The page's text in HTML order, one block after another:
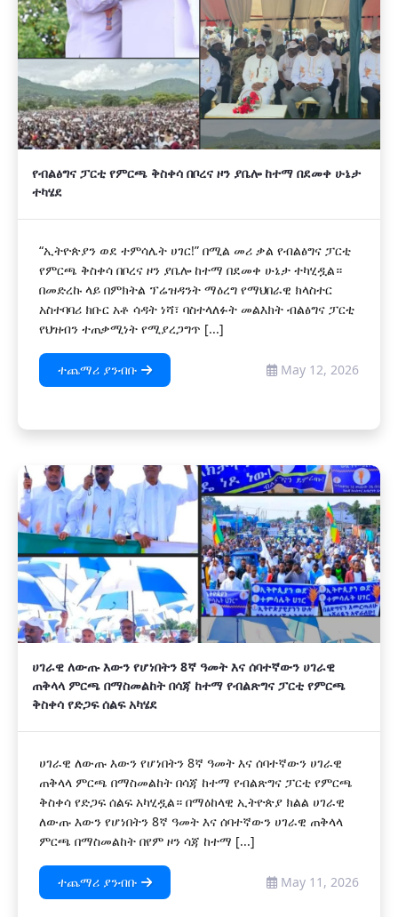
የብልፅግና ፓርቲ የምርጫ ቅስቀሳ በቦረና ዞን ያቤሎ ከተማ በደመቀ ሁኔታ
ተካሄደ
“ኢትዮጵያን ወደ ተምሳሌት ሀገር!” በሚል መሪ ቃል የብልፅግና ፓርቲ
የምርጫ ቅስቀሳ በቦረና ዞን ያቤሎ ከተማ በደመቀ ሁኔታ ተካሂዷል።
በመድረኩ ላይ በምክትል ፕሬዝዳንት ማዕረግ የማህበራዊ ክላስተር
አስተባባሪ ክቡር አቶ ሳዳት ነሻ፣ ባስተላለፉት መልእክት ብልፅግና ፓርቲ
የህዝብን ተጠቃሚነት የሚያረጋግጥ [...]
ተጨማሪ ያንብቡ May 12, 2026
ሀገራዊ ለውጡ እውን የሆነበትን 8ኛ ዓመት እና ሰባተኛውን ሀገራዊ
ጠቅላላ ምርጫ በማስመልከት በሳጃ ከተማ የብልጽግና ፓርቲ የምርጫ
ቅስቀሳ የድጋፍ ሰልፍ አካሄደ
ሀገራዊ ለውጡ እውን የሆነበትን 8ኛ ዓመት እና ሰባተኛውን ሀገራዊ
ጠቅላላ ምርጫ በማስመልከት በሳጃ ከተማ የብልጽግና ፓርቲ የምርጫ
ቅስቀሳ የድጋፍ ሰልፍ አካሂዷል። በማዕከላዊ ኢትዮጵያ ክልል ሀገራዊ
ለውጡ እውን የሆነበትን 8ኛ ዓመት እና ሰባተኛውን ሀገራዊ ጠቅላላ
ምርጫ በማስመልከት በየም ዞን ሳጃ ከተማ [...]
ተጨማሪ ያንብቡ May 11, 2026